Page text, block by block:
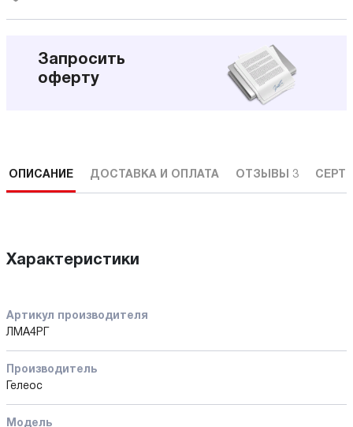
Запросить
оферту
ОПИСАНИЕ ДОСТАВКА И ОПЛАТА ОТЗЫВЫ 3
Характеристики
Артикул производителя
ЛМА4РГ
Производитель
Гелеос
Модель